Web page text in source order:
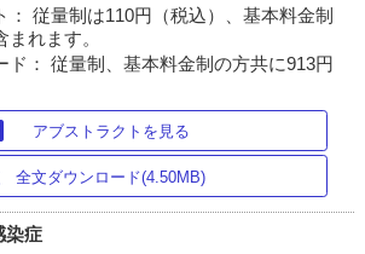
： 従量制は110円（税込）、基本料金制
れます。
ド： 従量制、基本料金制の方共に913円
アブストラクトを見る
全文ダウンロード(4.50MB)
染症